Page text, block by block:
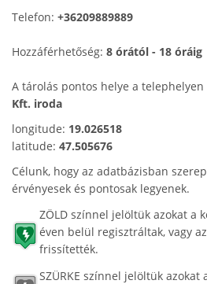
Telefon: +36209889889
Hozzáférhetőség: 8 órától - 18 óráig
A tárolás pontos helye a
Kft. iroda
longitude: 19.026518
latitude: 47.505676
Célunk, hogy az adatbázisban
érvényesek és pontosak legyenek.
ZÖLD színnel jelöltük azokat a
éven belül regisztráltak, vagy
frissítették.
SZÜRKE színnel jelöltük azokat